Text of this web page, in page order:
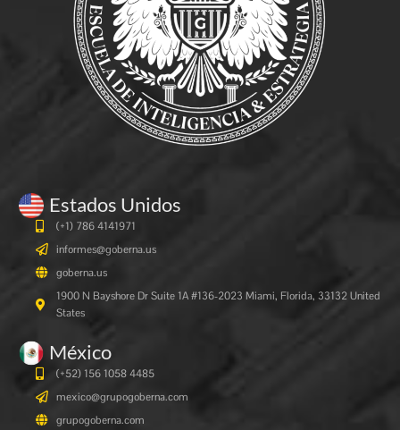
Estados Unidos
(+1) 786 4141971
informes@goberna.us
goberna.us
1900 N Bayshore Dr Suite 1A #136-2023 Miami, Florida, 33132 United
States
México
(+52) 156 1058 4485
mexico@grupogoberna.com
grupogoberna.com